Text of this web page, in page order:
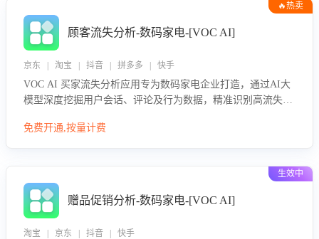
🔥热卖
顾客流失分析-数码家电-[VOC AI]
京东 | 淘宝 | 抖音 | 拼多多 | 快手
VOC AI 买家流失分析应用专为数码家电企业打造，通过AI大
模型深度挖掘用户会话、评论及行为数据，精准识别高流失风
迟、竞品价格冲击等。系统自动输出可落地的挽回策略，迅速
免费开通,按量计费
生效中
赠品促销分析-数码家电-[VOC AI]
淘宝 | 京东 | 抖音 | 快手